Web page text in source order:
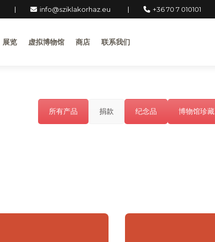
info@sziklakorhaz.eu +36 70 7 010101
展览 虚拟博物馆 商店 联系我们
所有产品 捐款 纪念品 博物馆珍藏